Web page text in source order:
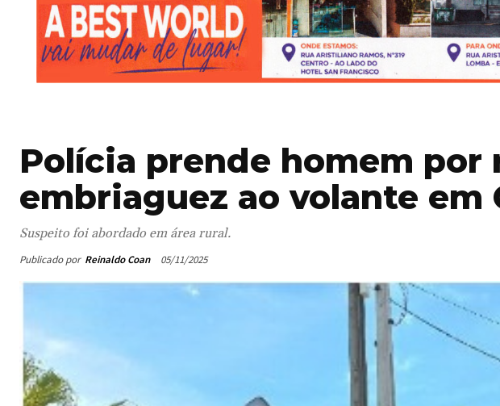
Polícia prende homem por
embriaguez ao volante em
Suspeito foi abordado em área rural.
Publicado por Reinaldo Coan 05/11/2025